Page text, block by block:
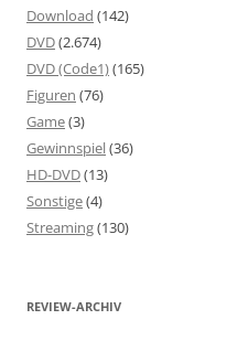
Download (142)
DVD(2.674)
DVD (Code1)(165)
Figuren (76)
Game(3)
Gewinnspiel(36)
HD-DVD(13)
Sonstige(4)
Streaming(130)
REVIEW-ARCHIV